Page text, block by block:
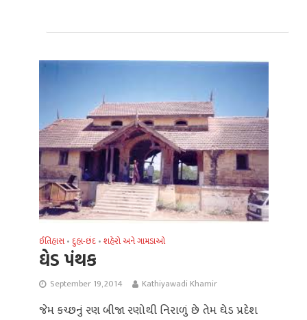
ઈતિહાસ • દુહા-છંદ • શહેરો અને ગામડાઓ
ઘેડ પંથક
September 19, 2014 Kathiyawadi Khamir
જેમ કચ્છનું રણ બીજા રણોથી નિરાળું છે તેમ ઘેડ પ્રદેશ